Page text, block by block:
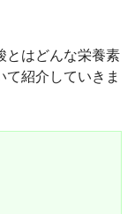
とはどんな栄養素
紹介していきま